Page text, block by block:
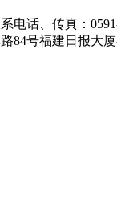
电话、传真：
84号福建日报大